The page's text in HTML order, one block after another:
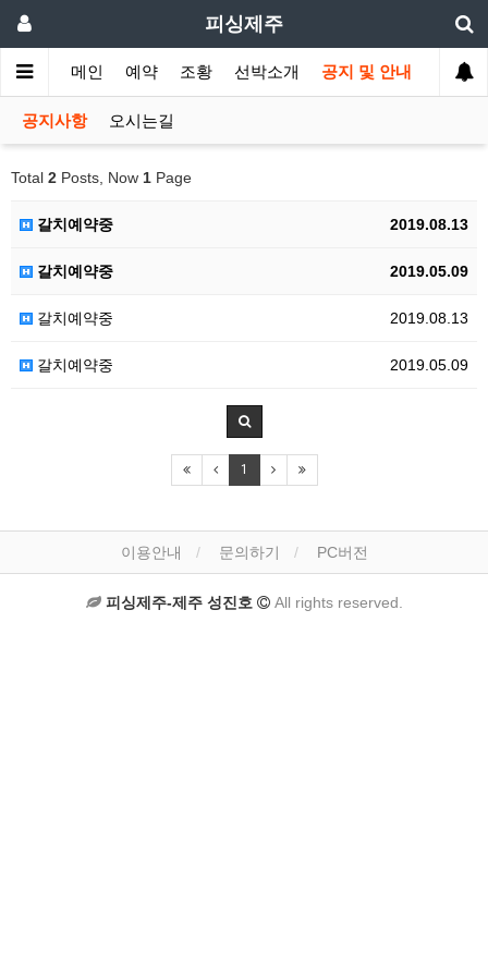
피싱제주
메인 예약 조황 선박소개 공지 및 안내
공지사항 오시는길
Total 2 Posts, Now 1 Page
2019.08.13
갈치예약중
2019.05.09
갈치예약중
2019.08.13
갈치예약중
2019.05.09
갈치예약중
1
이용안내 문의하기 PC버전
피싱제주-제주 성진호 All rights reserved.